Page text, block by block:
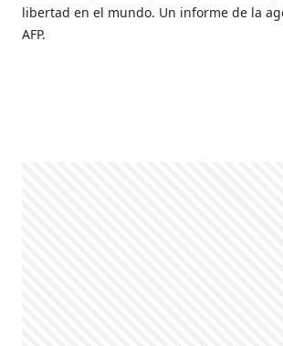
libertad en el mundo. Un informe de la
AFP.